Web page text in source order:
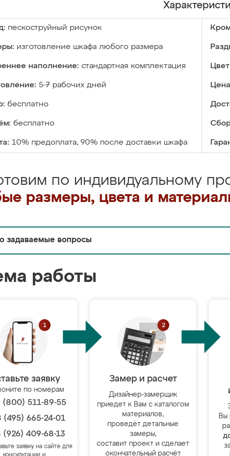
пескоструйный рисунок
изготовление шкафа любого размера
наполнение: стандартная комплектация
5-7 рабочих дней
бесплатно
бесплатно
10% предоплата, 90% после доставки шкафа
по индивидуальному
размеры, цвета и
задаваемые вопросы
работы
заявку
по номерам
(800) 511-89-55
(495) 665-24-01
(926) 409-68-13
заявку на сайте для
Замер и расчет
Дизайнер-замерщик
приедет к Вам с каталогом
материалов,
проведёт детальные
замеры,
составит проект и сделает
окончательный расчёт
Вы